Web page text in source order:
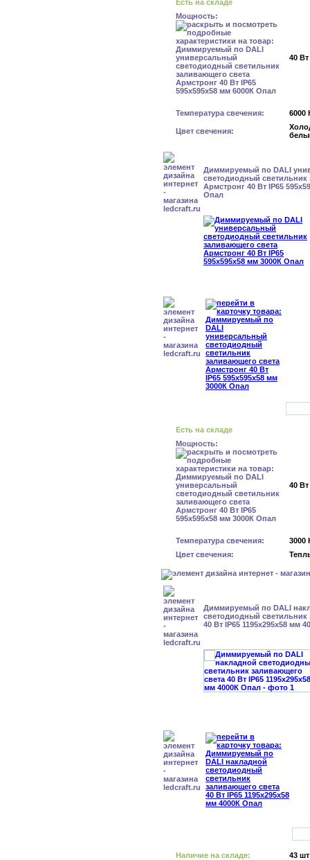
Есть на складе
Мощность:
40 Вт
Температура свечения: 6000
Цвет свечения:
Диммируемый по DALI
светодиодный светильник
Армстронг 40 Вт IP65
Опал
Есть на складе
Мощность:
40 Вт
Температура свечения:
3000
Цвет свечения:
Диммируемый по DALI
светодиодный светильник
40 Вт IP65 1195x295x58 мм
Наличие на складе:
43 шт